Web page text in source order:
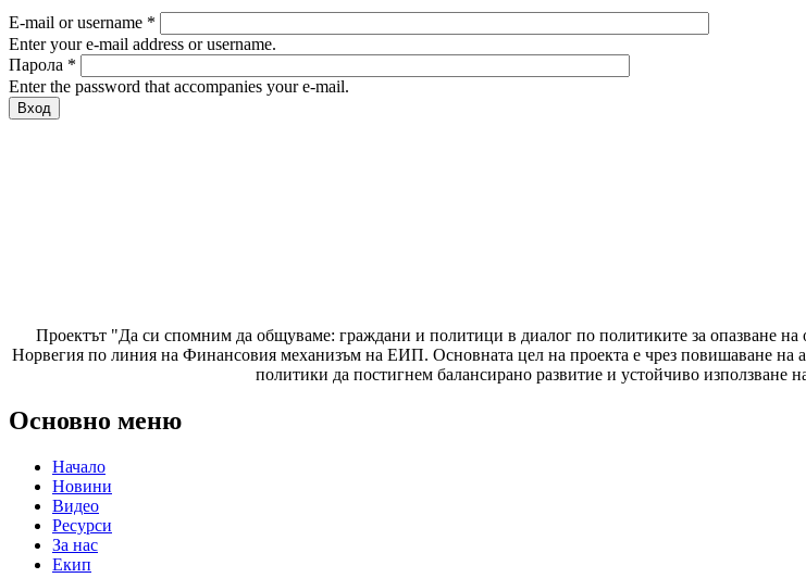
E-mail or username *
Enter your e-mail address or username.
Парола *
Enter the password that accompanies your e-mail.
Проектът "Да си спомним да общуваме: граждани и политици в диалог по политиките за опазване
Норвегия по линия на Финансовия механизъм на ЕИП. Основната цел на проекта е чрез повишаване на
политики да постигнем балансирано развитие и устойчиво използване
Основно меню
Начало
Новини
Видео
Ресурси
За нас
Екип